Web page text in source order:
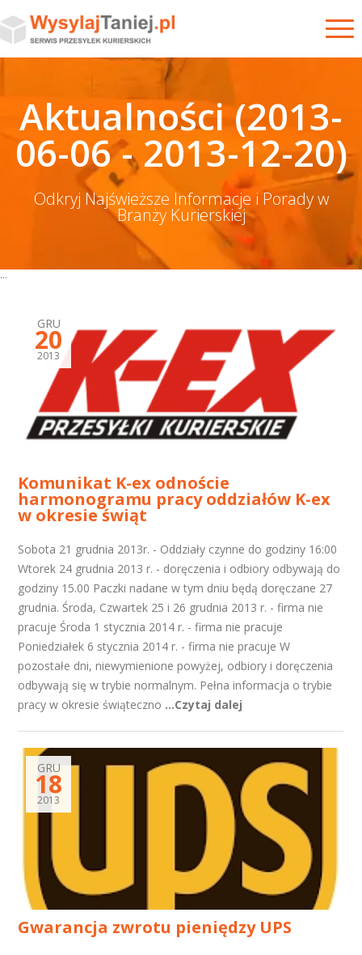
Aktualności (2013-
06-06 - 2013-12-20)
Odkryj Najświeższe Informacje i Porady w
Branży Kurierskiej
...
GRU
20
2013
Komunikat K-ex odnoście
harmonogramu pracy oddziałów K-ex
w okresie świąt
Sobota 21 grudnia 2013r. - Oddziały czynne do godziny 16:00
Wtorek 24 grudnia 2013 r. - doręczenia i odbiory odbywają do
godziny 15.00 Paczki nadane w tym dniu będą doręczane 27
grudnia. Środa, Czwartek 25 i 26 grudnia 2013 r. - firma nie
pracuje Środa 1 stycznia 2014 r. - firma nie pracuje
Poniedziałek 6 stycznia 2014 r. - firma nie pracuje W
pozostałe dni, niewymienione powyżej, odbiory i doręczenia
odbywają się w trybie normalnym. Pełna informacja o trybie
pracy w okresie świąteczno ...Czytaj dalej
GRU
18
2013
Gwarancja zwrotu pieniędzy UPS